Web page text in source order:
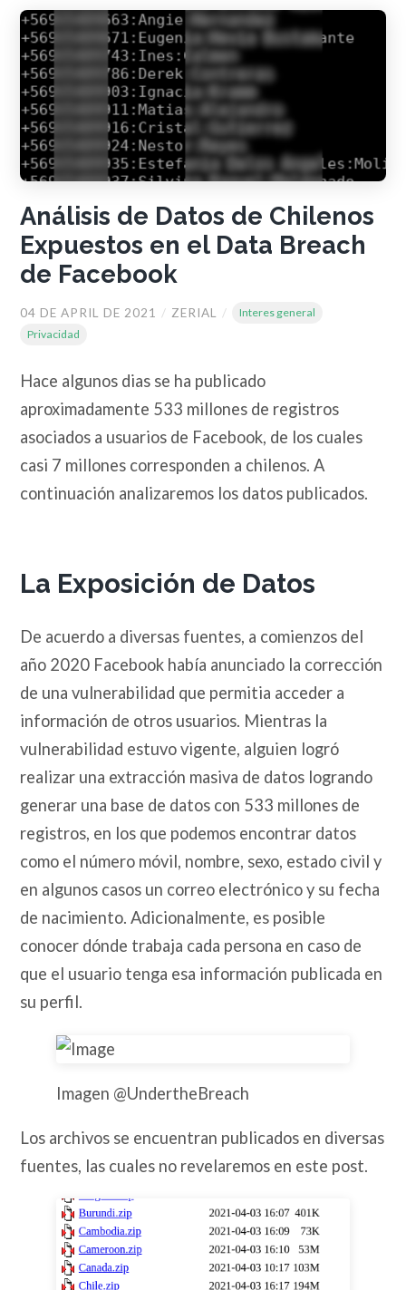
Análisis de Datos de Chilenos
Expuestos en el Data Breach
de Facebook
04 DE APRIL DE 2021 / ZERIAL /
Interes general
Privacidad
Hace algunos dias se ha publicado
aproximadamente 533 millones de registros
asociados a usuarios de Facebook, de los cuales
casi 7 millones corresponden a chilenos. A
continuación analizaremos los datos publicados.
La Exposición de Datos
De acuerdo a diversas fuentes, a comienzos del
año 2020 Facebook había anunciado la corrección
de una vulnerabilidad que permitia acceder a
información de otros usuarios. Mientras la
vulnerabilidad estuvo vigente, alguien logró
realizar una extracción masiva de datos logrando
generar una base de datos con 533 millones de
registros, en los que podemos encontrar datos
como el número móvil, nombre, sexo, estado civil y
en algunos casos un correo electrónico y su fecha
de nacimiento. Adicionalmente, es posible
conocer dónde trabaja cada persona en caso de
que el usuario tenga esa información publicada en
su perfil.
Imagen @UndertheBreach
Los archivos se encuentran publicados en diversas
fuentes, las cuales no revelaremos en este post.